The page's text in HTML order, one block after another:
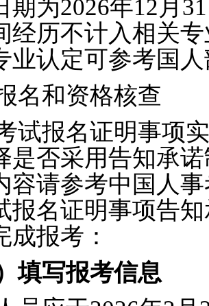
期为2026年12月
经历不计入相关
业认定可参考国
名和资格核查
试报名证明事项
是否采用告知承
容请参考中国人
报名证明事项告
成报考：
填写报考信息